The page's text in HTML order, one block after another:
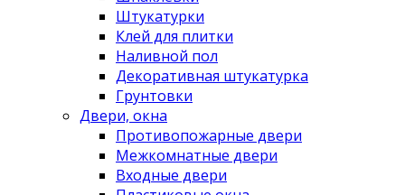
Штукатурки
Клей для плитки
Наливной пол
Декоративная штукатурка
Грунтовки
Двери, окна
Противопожарные двери
Межкомнатные двери
Входные двери